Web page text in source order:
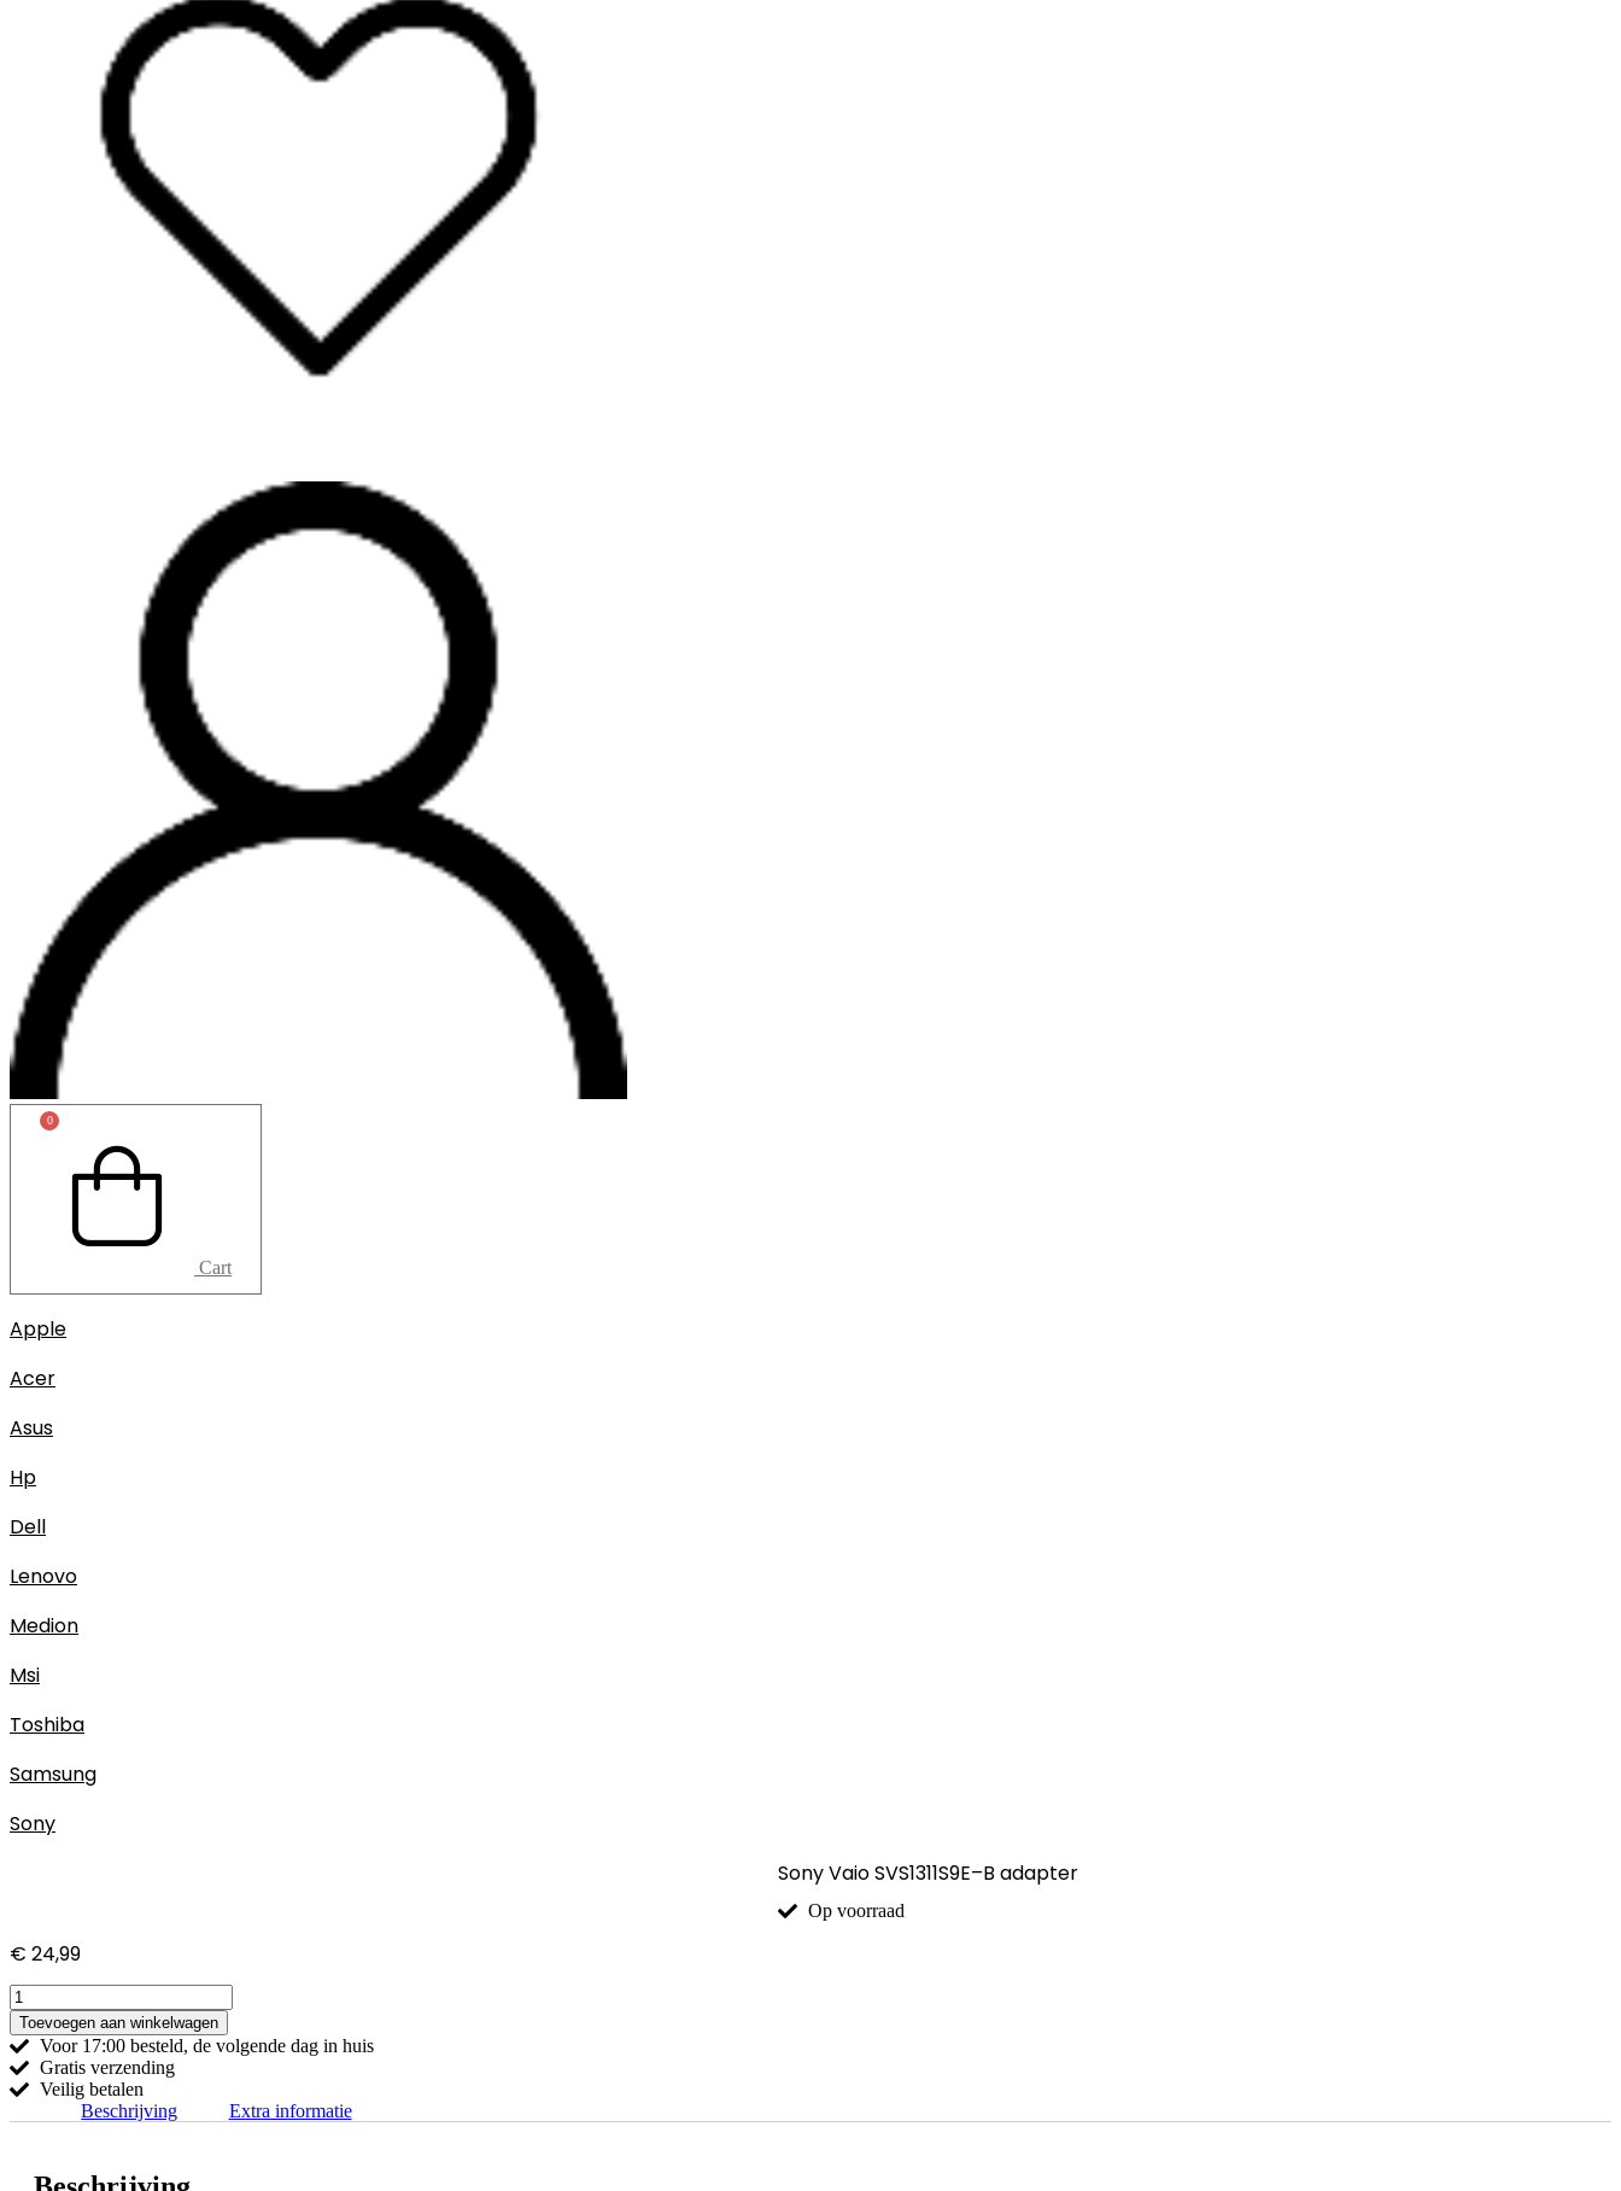
0
Cart
Apple
Acer
Asus
Hp
Dell
Lenovo
Medion
Msi
Toshiba
Samsung
Sony
Sony Vaio SVS1311S9E–B adapter
Op voorraad
€ 24,99
Sony
Vaio
SVS1311S9E-
B
adapter
hoeveelheid
Toevoegen aan winkelwagen
Voor 17:00 besteld, de volgende dag in huis
Gratis verzending
Veilig betalen
Beschrijving
Extra informatie